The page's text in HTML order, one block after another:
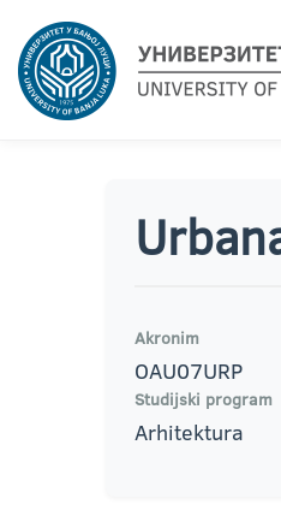
Akronim
OAU07URP
Studijski program
Arhitektura